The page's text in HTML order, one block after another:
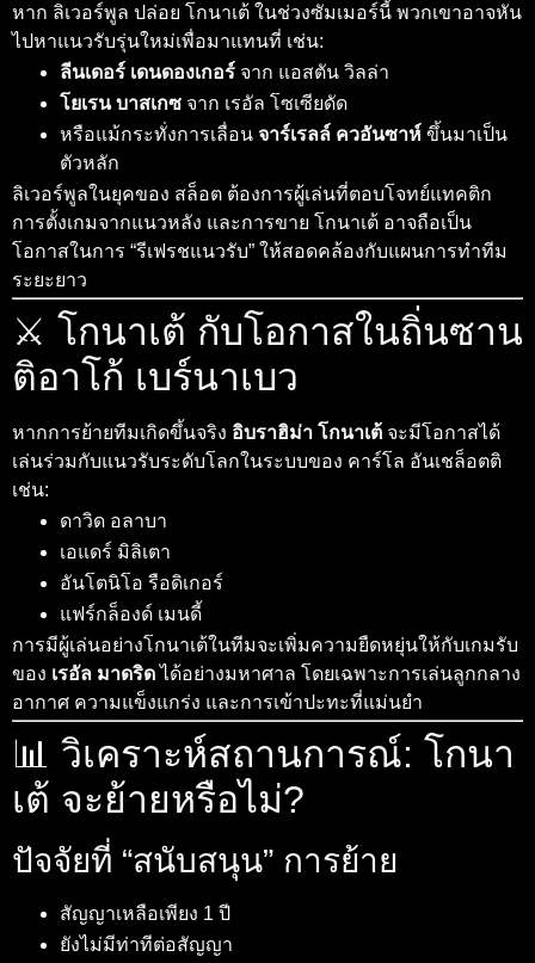
หาก ลิเวอร์พูล ปล่อย โกนาเต้ ในช่วงซัมเมอร์นี้ พวกเขาอาจหัน
ไปหาแนวรับรุ่นใหม่เพื่อมาแทนที่ เช่น:
ลีนเดอร์ เดนดองเกอร์ จาก แอสตัน วิลล่า
โยเรน บาสเกซ จาก เรอัล โซเซียดัด
หรือแม้กระทั่งการเลื่อน จาร์เรลล์ ควอันซาห์ ขึ้นมาเป็น
ตัวหลัก
ลิเวอร์พูลในยุคของ สล็อต ต้องการผู้เล่นที่ตอบโจทย์แทคติก
การตั้งเกมจากแนวหลัง และการขาย โกนาเต้ อาจถือเป็น
โอกาสในการ “รีเฟรชแนวรับ” ให้สอดคล้องกับแผนการทำทีม
ระยะยาว
⚔️ โกนาเต้ กับโอกาสในถิ่นซาน
ติอาโก้ เบร์นาเบว
หากการย้ายทีมเกิดขึ้นจริง อิบราฮิม่า โกนาเต้ จะมีโอกาสได้
เล่นร่วมกับแนวรับระดับโลกในระบบของ คาร์โล อันเชล็อตติ
เช่น:
ดาวิด อลาบา
เอแดร์ มิลิเตา
อันโตนิโอ รือดิเกอร์
แฟร์กล็องด์ เมนดี้
การมีผู้เล่นอย่างโกนาเต้ในทีมจะเพิ่มความยืดหยุ่นให้กับเกมรับ
ของ เรอัล มาดริดได้อย่างมหาศาล โดยเฉพาะการเล่นลูกกลาง
อากาศ ความแข็งแกร่ง และการเข้าปะทะที่แม่นยำ
📊 วิเคราะห์สถานการณ์: โกนา
เต้ จะย้ายหรือไม่?
ปัจจัยที่ “สนับสนุน” การย้าย
สัญญาเหลือเพียง 1 ปี
ยังไม่มีท่าทีต่อสัญญา